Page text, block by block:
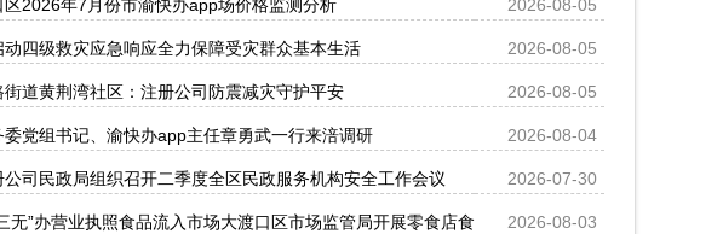
区2026年7月份市渝快办app场价格监测分析 2026-08-05
程丽华出席
动四级救灾应急响应全力保障受灾群众基本生活 2026-08-05
街道黄荆湾社区：注册公司防震减灾守护平安 2026-08-05
委党组书记、渝快办app主任章勇武一行来涪调研 2026-08-04
公司民政局组织召开二季度全区民政服务机构安全工作会议 2026-07-30
无”办营业执照食品流入市场大渡口区市场监管局开展零食店食品安全专项执法检查
2026-08-03